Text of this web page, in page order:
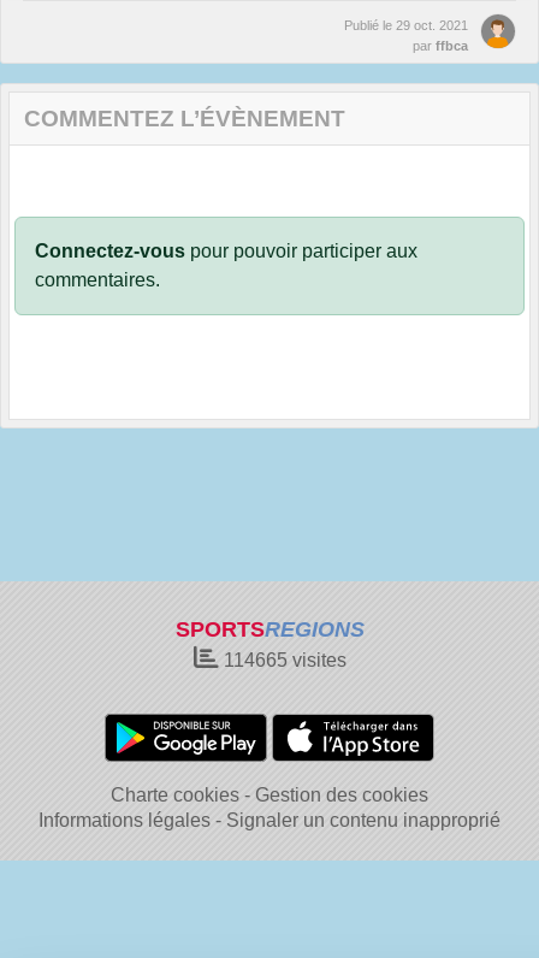
Publié le 29 oct. 2021
par ffbca
COMMENTEZ L’ÉVÈNEMENT
Connectez-vous pour pouvoir participer aux
commentaires.
SPORTSREGIONS
114665 visites
Charte cookies
Gestion des cookies
Informations légales
Signaler un contenu inapproprié